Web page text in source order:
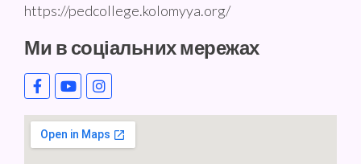
https://pedcollege.kolomyya.org/
Ми в соціальних мережах